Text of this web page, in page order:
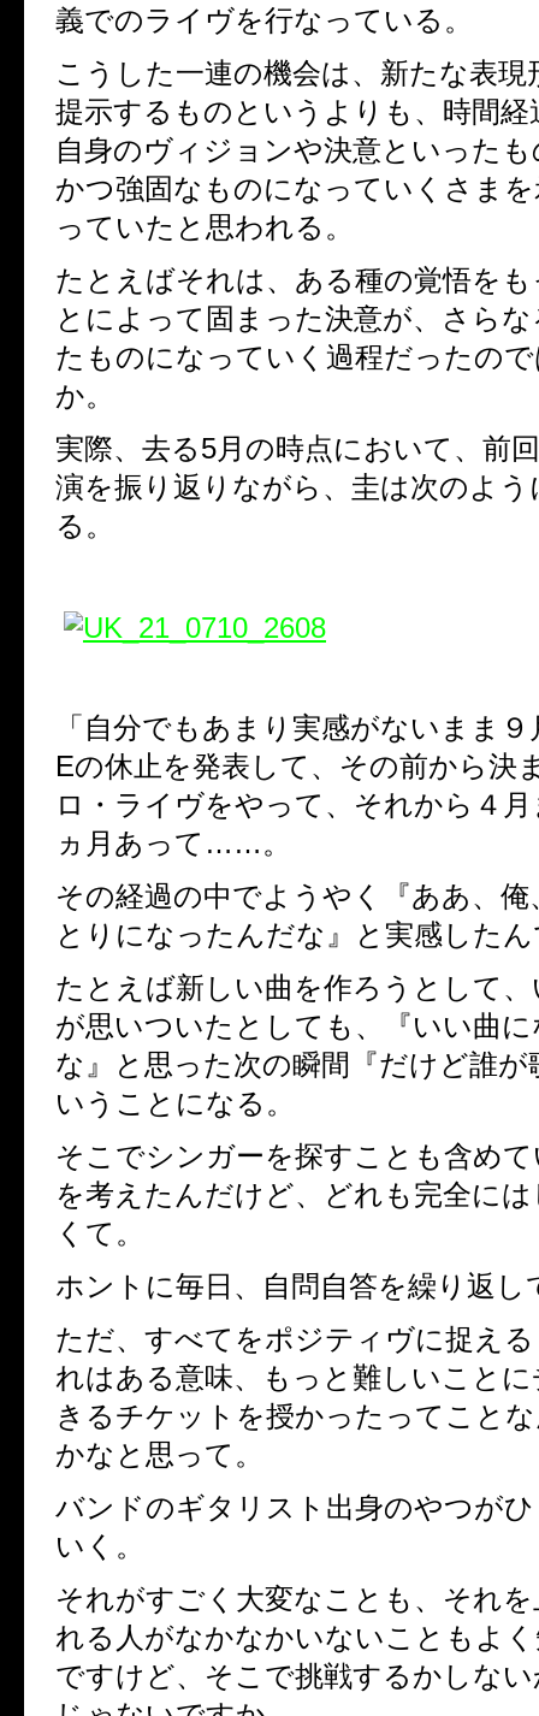
義でのライヴを行なっている。
こうした一連の機会は、新たな表現
提示するものというよりも、時間
自身のヴィジョンや決意といった
かつ強固なものになっていくさま
っていたと思われる。
たとえばそれは、ある種の覚悟を
とによって固まった決意が、さら
たものになっていく過程だったの
か。
実際、去る5月の時点において、前
演を振り返りながら、圭は次のよ
る。
「自分でもあまり実感がないまま９
Eの休止を発表して、その前から決
ロ・ライヴをやって、それから４
ヵ月あって……。
その経過の中でようやく『ああ、
とりになったんだな』と実感した
たとえば新しい曲を作ろうとして
が思いついたとしても、『いい曲
な』と思った次の瞬間『だけど誰が
いうことになる。
そこでシンガーを探すことも含め
を考えたんだけど、どれも完全に
くて。
ホントに毎日、自問自答を繰り返し
ただ、すべてをポジティヴに捉え
れはある意味、もっと難しいこと
きるチケットを授かったってこと
かなと思って。
バンドのギタリスト出身のやつが
いく。
それがすごく大変なことも、それ
れる人がなかなかいないこともよ
ですけど、そこで挑戦するかしな